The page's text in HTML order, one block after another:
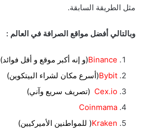
مثل الطريقة السابقة.
وبالتالي أفضل مواقع الصرافة في العالم :
Binance(و إنه أكبر موقع و أقل فوائد)
Bybit(أسرع مكان لشراء البيتكوين)
Cex.io (تصريف سريع وآني)
Coinmama
Kraken( للمواطنين الأميركيين)